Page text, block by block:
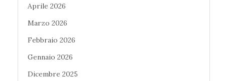
Aprile 2026
Marzo 2026
Febbraio 2026
Gennaio 2026
Dicembre 2025